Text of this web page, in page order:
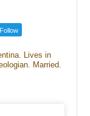
Follow
Lives in
Married.